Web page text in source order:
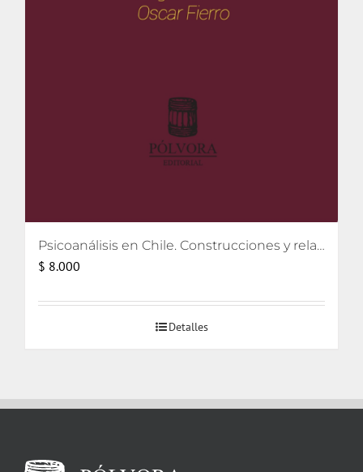
Psicoanálisis en Chile. Construcciones y relatos
$ 8.000
Detalles